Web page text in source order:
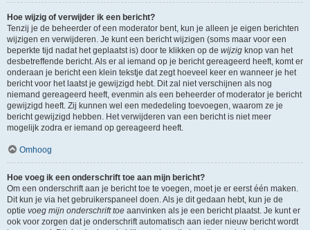
Hoe wijzig of verwijder ik een bericht?
Tenzij je de beheerder of een moderator bent, kun je alleen je eigen berichten
wijzigen en verwijderen. Je kunt een bericht wijzigen (soms maar voor een
beperkte tijd nadat het geplaatst is) door te klikken op de wijzig knop van het
desbetreffende bericht. Als er al iemand op je bericht gereageerd heeft, komt er
onderaan je bericht een klein tekstje dat zegt hoeveel keer en wanneer je het
bericht voor het laatst je gewijzigd hebt. Dit zal niet verschijnen als nog
niemand gereageerd heeft, evenmin als een beheerder of moderator je bericht
gewijzigd heeft. Zij kunnen wel een mededeling toevoegen, waarom ze je
bericht gewijzigd hebben. Het verwijderen van een bericht is niet meer
mogelijk zodra er iemand op gereageerd heeft.
Omhoog
Hoe voeg ik een onderschrift toe aan mijn bericht?
Om een onderschrift aan je bericht toe te voegen, moet je er eerst één maken.
Dit kun je via het gebruikerspaneel doen. Als je dit gedaan hebt, kun je de
optie voeg mijn onderschrift toe aanvinken als je een bericht plaatst. Je kunt er
ook voor zorgen dat je onderschrift automatisch aan ieder nieuw bericht wordt